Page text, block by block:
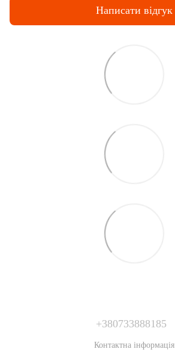
Написати відгук
+380733888185
Контактна інформація